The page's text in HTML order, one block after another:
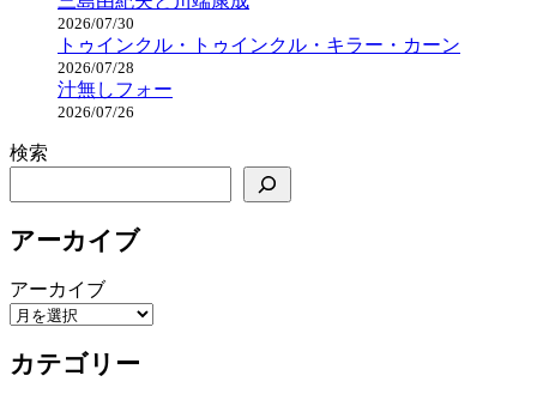
2026/07/30
トゥインクル・トゥインクル・キラー・カーン
2026/07/28
汁無しフォー
2026/07/26
検索
アーカイブ
アーカイブ
カテゴリー